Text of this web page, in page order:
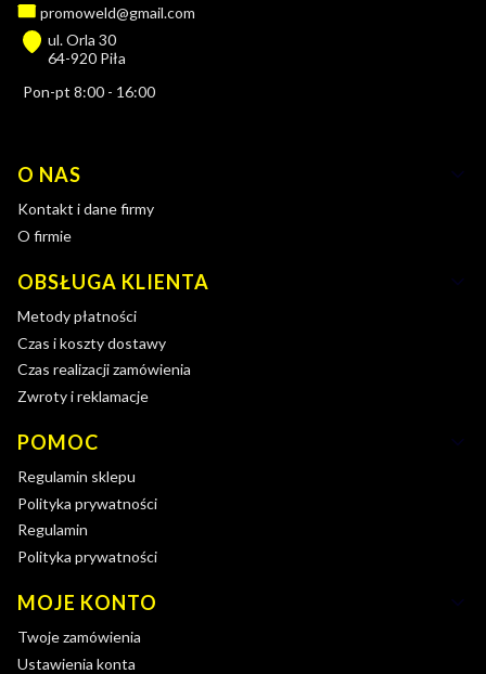
promoweld@gmail.com
ul. Orla 30
64-920 Piła
Pon-pt 8:00 - 16:00
Linki w stopce
O NAS
Kontakt i dane firmy
O firmie
OBSŁUGA KLIENTA
Metody płatności
Czas i koszty dostawy
Czas realizacji zamówienia
Zwroty i reklamacje
POMOC
Regulamin sklepu
Polityka prywatności
Regulamin
Polityka prywatności
MOJE KONTO
Twoje zamówienia
Ustawienia konta